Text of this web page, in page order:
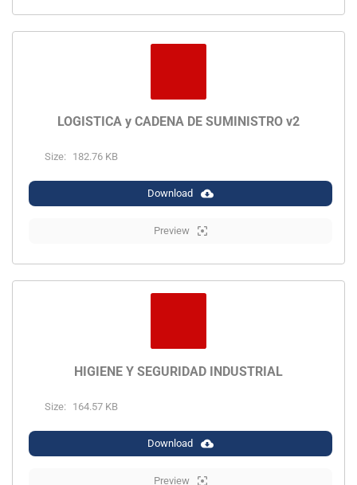
LOGISTICA y CADENA DE SUMINISTRO v2
Size: 182.76 KB
Download
Preview
HIGIENE Y SEGURIDAD INDUSTRIAL
Size: 164.57 KB
Download
Preview